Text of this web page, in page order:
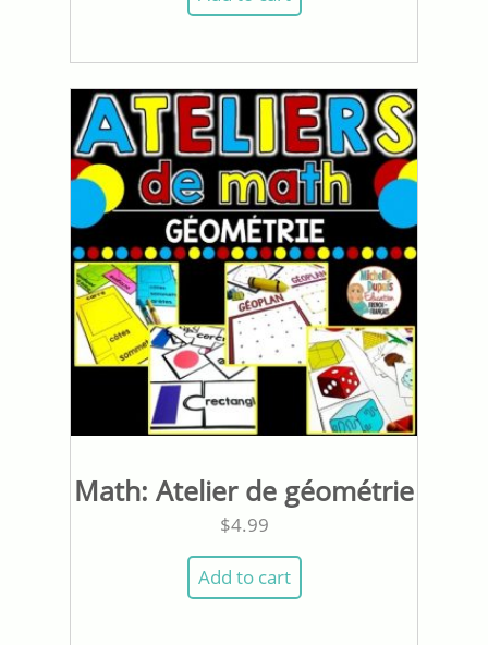
Math: Atelier de géométrie
$4.99
Add to cart